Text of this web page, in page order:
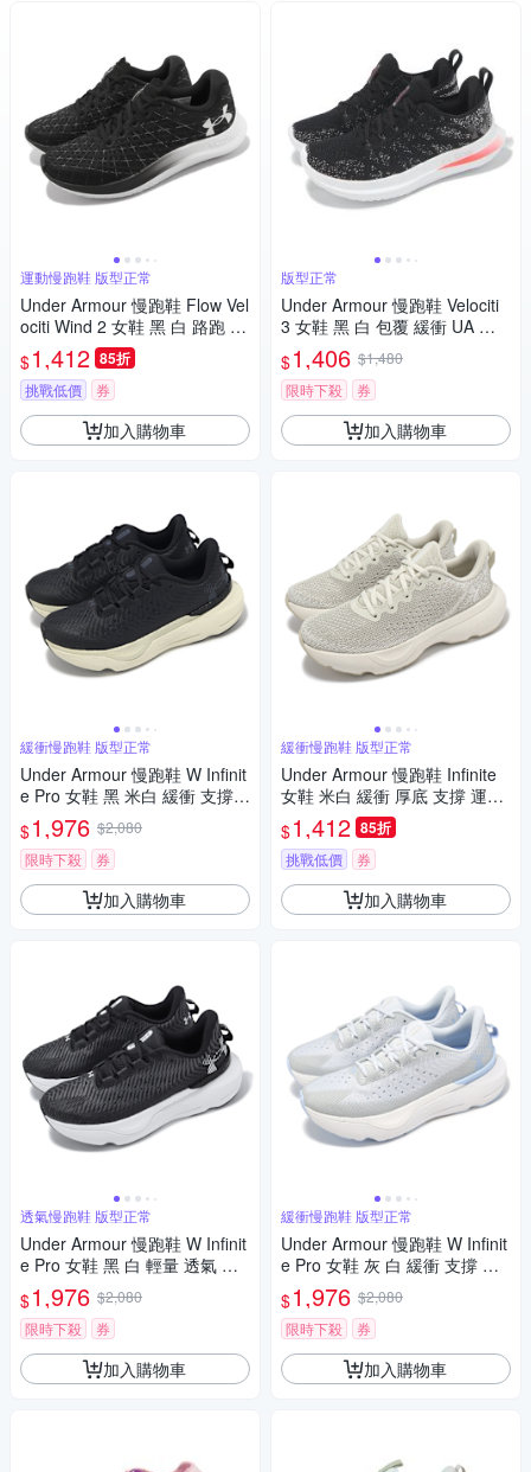
運動慢跑鞋 版型正常
Under Armour 慢跑鞋 Flow Vel
ociti Wind 2 女鞋 黑 白 路跑 U
A 輕量 運動鞋 內建晶片 30256
62003
$1,412 85折
挑戰低價 券
加入購物車
緩衝慢跑鞋 版型正常
Under Armour 慢跑鞋 W Infinit
e Pro 女鞋 黑 米白 緩衝 支撐
運動鞋 UA 3027200004
$1,976 $2,080
限時下殺
券
加入購物車
透氣慢跑鞋 版型正常
Under Armour 慢跑鞋 W Infinit
e Pro 女鞋 黑 白 輕量 透氣 緩
震 路跑 運動鞋 UA 302720000
1
$1,976 $2,080
限時下殺
券
加入購物車
版型正常
Under Armour 慢跑鞋 Velociti
3 女鞋 黑 白 包覆 緩衝 UA 運
動鞋 3026124004
$1,406 $1,480
限時下殺
券
加入購物車
緩衝慢跑鞋 版型正常
Under Armour 慢跑鞋 Infinite
女鞋 米白 緩衝 厚底 支撐 運動
鞋 UA 3027524200
$1,412 85折
挑戰低價 券
加入購物車
緩衝慢跑鞋 版型正常
Under Armour 慢跑鞋 W Infinit
e Pro 女鞋 灰 白 緩衝 支撐 運
動鞋 UA 3027200106
$1,976 $2,080
限時下殺
券
加入購物車